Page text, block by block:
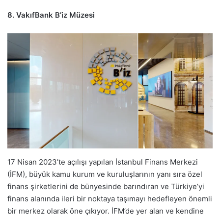
8. VakıfBank B’iz Müzesi
17 Nisan 2023’te açılışı yapılan İstanbul Finans Merkezi
(İFM), büyük kamu kurum ve kuruluşlarının yanı sıra özel
finans şirketlerini de bünyesinde barındıran ve Türkiye’yi
finans alanında ileri bir noktaya taşımayı hedefleyen önemli
bir merkez olarak öne çıkıyor. İFM’de yer alan ve kendine